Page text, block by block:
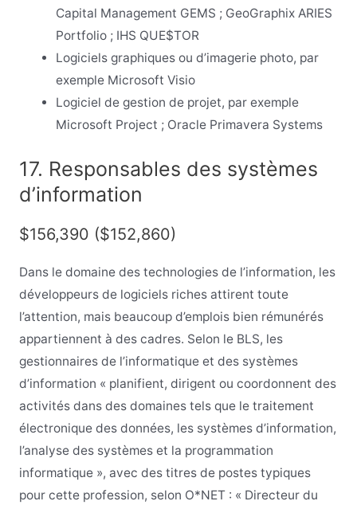
Capital Management GEMS ; GeoGraphix ARIES
Portfolio ; IHS QUE$TOR
Logiciels graphiques ou d’imagerie photo, par
exemple Microsoft Visio
Logiciel de gestion de projet, par exemple
Microsoft Project ; Oracle Primavera Systems
17. Responsables des systèmes
d’information
$156,390 ($152,860)
Dans le domaine des technologies de l’information, les
développeurs de logiciels riches attirent toute
l’attention, mais beaucoup d’emplois bien rémunérés
appartiennent à des cadres. Selon le BLS, les
gestionnaires de l’informatique et des systèmes
d’information « planifient, dirigent ou coordonnent des
activités dans des domaines tels que le traitement
électronique des données, les systèmes d’information,
l’analyse des systèmes et la programmation
informatique », avec des titres de postes typiques
pour cette profession, selon O*NET : « Directeur du